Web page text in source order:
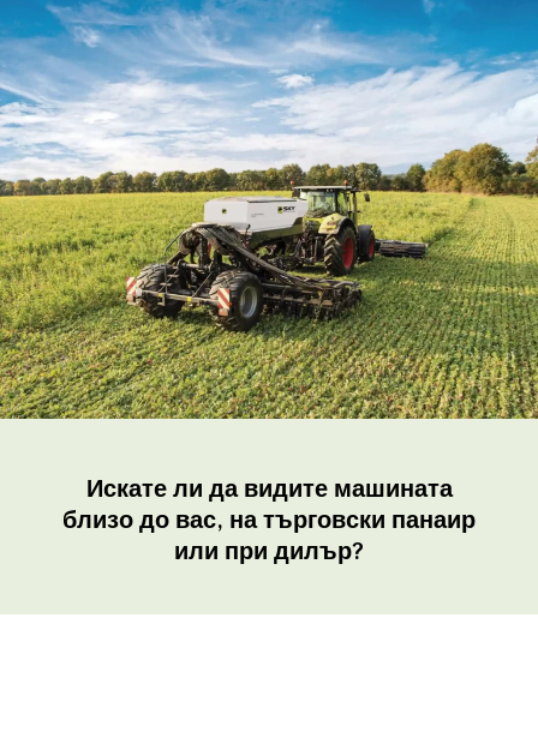
Искате ли да видите машината
близо до вас, на търговски панаир
или при дилър?